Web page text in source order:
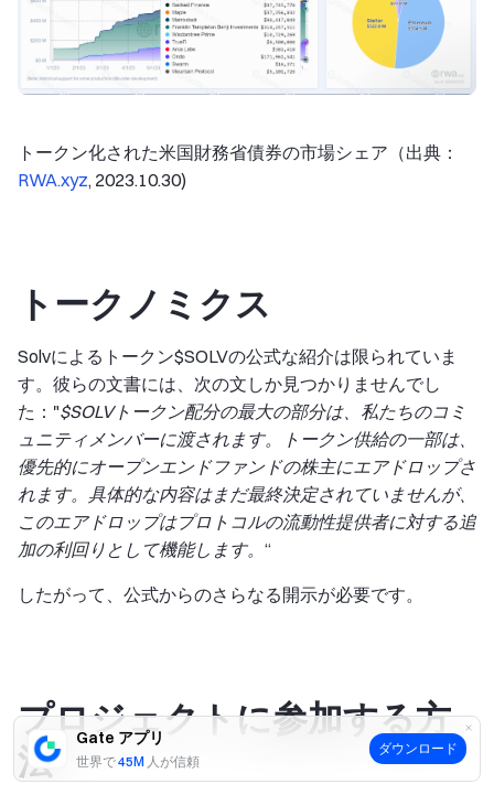
Gate アプリ
世界で45M 人が信頼
ダウンロード
トークン化された米国財務省債券の市場シェア（出典：
RWA.xyz, 2023.10.30)
トークノミクス
Solvによるトークン$SOLVの公式な紹介は限られていま
す。彼らの文書には、次の文しか見つかりませんでし
た："$SOLVトークン配分の最大の部分は、私たちのコミ
ュニティメンバーに渡されます。トークン供給の一部は、
優先的にオープンエンドファンドの株主にエアドロップさ
れます。具体的な内容はまだ最終決定されていませんが、
このエアドロップはプロトコルの流動性提供者に対する追
加の利回りとして機能します。 “
したがって、公式からのさらなる開示が必要です。
プロジェクトに参加する方
法